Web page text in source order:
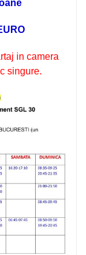
in camera
singure.